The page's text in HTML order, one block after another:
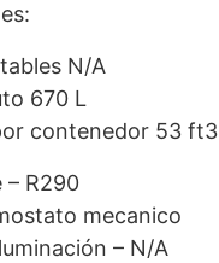
N/A
670 L
contenedor 53 ft3
– R290
mecanico
– N/A